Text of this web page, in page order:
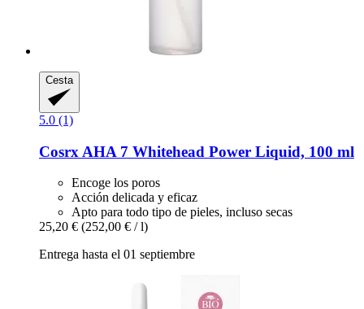
Cesta
5.0 (1)
Cosrx AHA 7 Whitehead Power Liquid, 100 ml
Encoge los poros
Acción delicada y eficaz
Apto para todo tipo de pieles, incluso secas
25,20 € (252,00 € / l)
Entrega hasta el 01 septiembre